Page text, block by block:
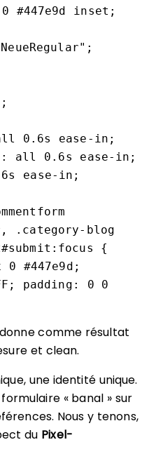
#447e9d inset;
0.6s ease-in;
all 0.6s ease-in;
ease-in;
.category-blog
{
#447e9d;
padding: 0 0
comme résultat
et clean.
une identité unique.
« banal » sur
Nous y tenons,
du Pixel-